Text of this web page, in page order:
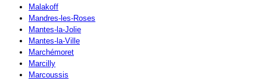
Malakoff
Mandres-les-Roses
Mantes-la-Jolie
Mantes-la-Ville
Marchémoret
Marcilly
Marcoussis